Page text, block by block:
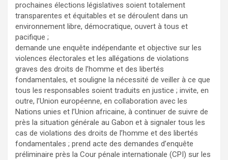
prochaines élections législatives soient totalement
transparentes et équitables et se déroulent dans un
environnement libre, démocratique, ouvert à tous et
pacifique ;
demande une enquête indépendante et objective sur les
violences électorales et les allégations de violations
graves des droits de l’homme et des libertés
fondamentales, et souligne la nécessité de veiller à ce que
tous les responsables soient traduits en justice ; invite, en
outre, l’Union européenne, en collaboration avec les
Nations unies et l’Union africaine, à continuer de suivre de
près la situation générale au Gabon et à signaler tous les
cas de violations des droits de l’homme et des libertés
fondamentales ; prend acte des demandes d’enquête
préliminaire près la Cour pénale internationale (CPI) sur les